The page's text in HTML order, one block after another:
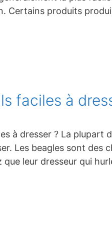
Certains produits
faciles à
à dresser ? La plupart
Les beagles sont des
leur dresseur qui